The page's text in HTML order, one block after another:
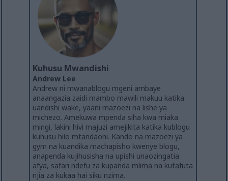
Kuhusu Mwandishi
Andrew Lee
Andrew ni mwanablogu mgeni ambaye
anaangazia zaidi mambo mawili makuu katika
uandishi wake, yaani mazoezi na lishe ya
michezo. Amekuwa mpenda siha kwa miaka
mingi, lakini hivi majuzi amejikita katika kublogu
kuhusu hilo mtandaoni. Kando na mazoezi ya
gym na kuandika machapisho kwenye blogu,
anapenda kujihusisha na upishi unaozingatia
afya, safari ndefu za kupanda mlima na kutafuta
njia za kukaa hai siku nzima.